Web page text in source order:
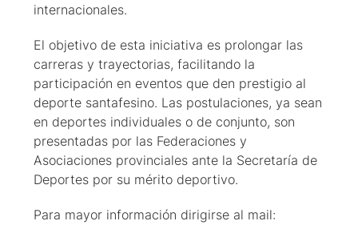
internacionales.
El objetivo de esta iniciativa es prolongar las
carreras y trayectorias, facilitando la
participación en eventos que den prestigio al
deporte santafesino. Las postulaciones, ya sean
en deportes individuales o de conjunto, son
presentadas por las Federaciones y
Asociaciones provinciales ante la Secretaría de
Deportes por su mérito deportivo.
Para mayor información dirigirse al mail: